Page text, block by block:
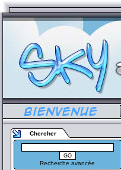
Chercher
Recherche avancée